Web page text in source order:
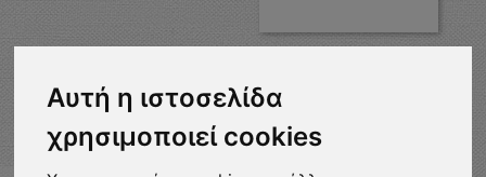
Αυτή η ιστοσελίδα
χρησιμοποιεί cookies